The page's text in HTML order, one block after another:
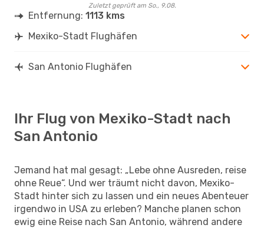
Zuletzt geprüft am So., 9.08.
Entfernung: 1113 kms
Mexiko-Stadt Flughäfen
San Antonio Flughäfen
Ihr Flug von Mexiko-Stadt nach
San Antonio
Jemand hat mal gesagt: „Lebe ohne Ausreden, reise
ohne Reue“. Und wer träumt nicht davon, Mexiko-
Stadt hinter sich zu lassen und ein neues Abenteuer
irgendwo in USA zu erleben? Manche planen schon
ewig eine Reise nach San Antonio, während andere